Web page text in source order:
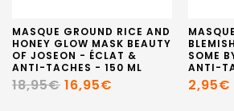
MASQUE GROUND RICE AND
HONEY GLOW MASK BEAUTY
OF JOSEON - ÉCLAT &
ANTI-TACHES - 150 ML
18,95€ 16,95€
SOME
ANTI-
2,95€